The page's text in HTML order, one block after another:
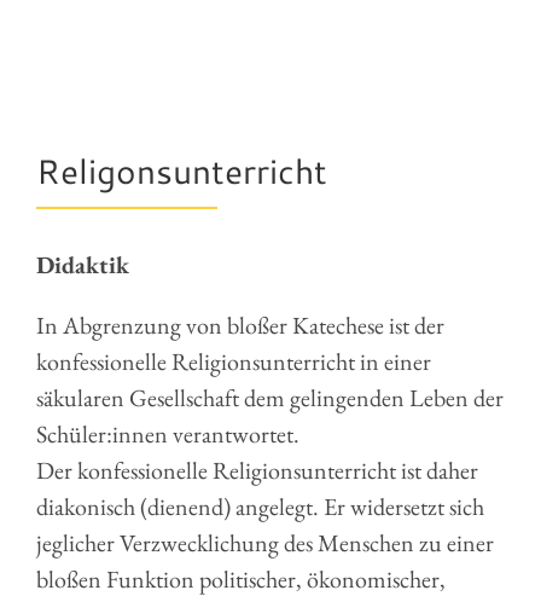
Religonsunterricht
Didaktik
In Abgrenzung von bloßer Katechese ist der
konfessionelle Religionsunterricht in einer
säkularen Gesellschaft dem gelingenden Leben der
Schüler:innen verantwortet.
Der konfessionelle Religionsunterricht ist daher
diakonisch (dienend) angelegt. Er widersetzt sich
jeglicher Verzwecklichung des Menschen zu einer
bloßen Funktion politischer, ökonomischer,